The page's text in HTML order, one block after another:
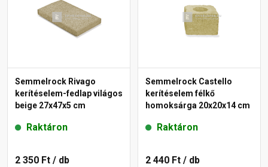
Semmelrock Rivago
kerítéselem-fedlap világos
beige 27x47x5 cm
Raktáron
2 350 Ft / db
Semmelrock Castello
kerítéselem félkő
homoksárga 20x20x14 cm
Raktáron
2 440 Ft / db